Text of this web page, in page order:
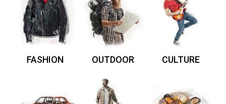
FASHION OUTDOOR CULTURE